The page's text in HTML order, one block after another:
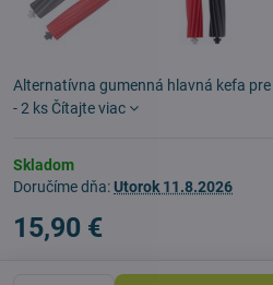
Alternatívna gumenná hlavná kefa
- 2 ks Čítajte viac
Skladom
Doručíme dňa:Utorok 11.8.2026
15,90 €